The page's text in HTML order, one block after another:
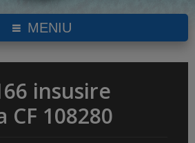
MENIU
insusire
108280